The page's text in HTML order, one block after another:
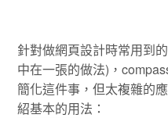
針對做網頁設計時常用到
中在一張的做法)，
簡化這件事，但太複雜的
紹基本的用法：